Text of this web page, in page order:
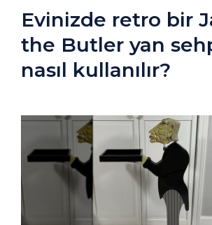
Evinizde retro bir
the Butler yan
nasıl kullanılır?